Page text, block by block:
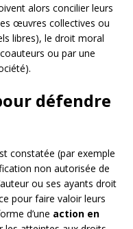
alors concilier leurs
œuvres collectives ou
libres), le droit moral
ou par une
défendre
constatée (par exemple
non autorisée de
ou ses ayants droit
pour faire valoir leurs
d’une action en